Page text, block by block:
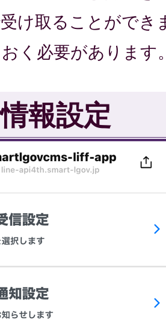
け取ることができ
く必要があります
報設定